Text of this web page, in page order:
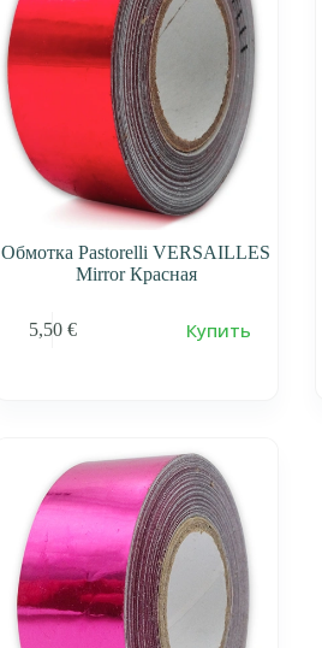
Обмотка Pastorelli VERSAILLES
Mirror Красная
5,50 € Купить